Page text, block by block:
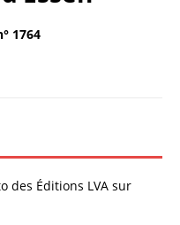
1764
des Éditions LVA sur